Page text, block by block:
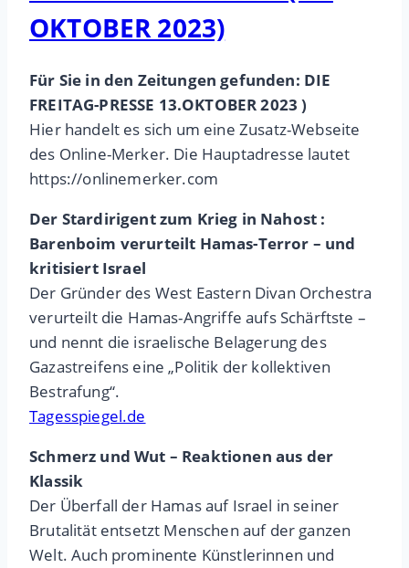
OKTOBER 2023)
Für Sie in den Zeitungen gefunden: DIE
FREITAG-PRESSE 13.OKTOBER 2023 )
Hier handelt es sich um eine Zusatz-Webseite
des Online-Merker. Die Hauptadresse lautet
https://onlinemerker.com
Der Stardirigent zum Krieg in Nahost :
Barenboim verurteilt Hamas-Terror – und
kritisiert Israel
Der Gründer des West Eastern Divan Orchestra
verurteilt die Hamas-Angriffe aufs Schärftste –
und nennt die israelische Belagerung des
Gazastreifens eine „Politik der kollektiven
Bestrafung“.
Tagesspiegel.de
Schmerz und Wut – Reaktionen aus der
Klassik
Der Überfall der Hamas auf Israel in seiner
Brutalität entsetzt Menschen auf der ganzen
Welt. Auch prominente Künstlerinnen und